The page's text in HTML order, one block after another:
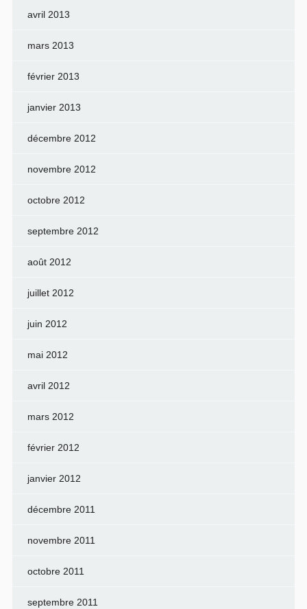
avril 2013
mars 2013
février 2013
janvier 2013
décembre 2012
novembre 2012
octobre 2012
septembre 2012
août 2012
juillet 2012
juin 2012
mai 2012
avril 2012
mars 2012
février 2012
janvier 2012
décembre 2011
novembre 2011
octobre 2011
septembre 2011